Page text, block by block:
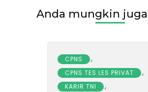
Anda mungkin juga
CPNS ,
CPNS TES LES PRIVAT ,
KARIR TNI ,